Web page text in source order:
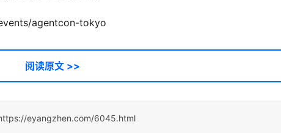
agentcon-tokyo
阅读原文 >>
eyangzhen.com/6045.html